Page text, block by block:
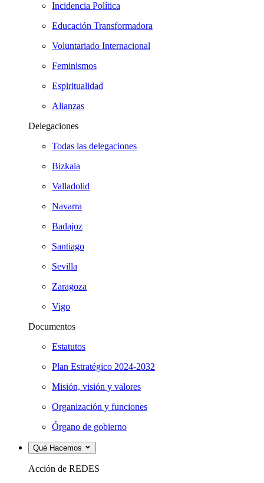
Incidencia Política
Educación Transformadora
Voluntariado Internacional
Feminismos
Espiritualidad
Alianzas
Delegaciones
Todas las delegaciones
Bizkaia
Valladolid
Navarra
Badajoz
Santiago
Sevilla
Zaragoza
Vigo
Documentos
Estatutos
Plan Estratégico 2024-2032
Misión, visión y valores
Organización y funciones
Órgano de gobierno
Qué Hacemos
Acción de REDES